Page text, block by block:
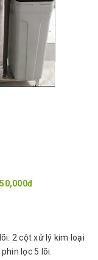
2 cột xử lý kim loại
lọc 5 lõi.